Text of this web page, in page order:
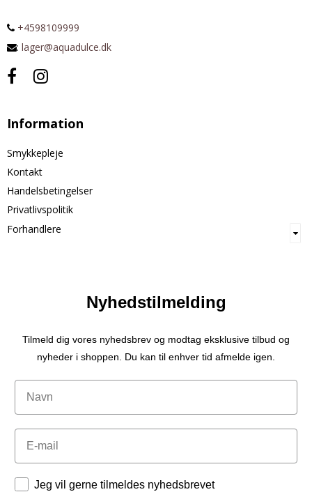
+4598109999
: lager@aquadulce.dk
Information
Smykkepleje
Kontakt
Handelsbetingelser
Privatlivspolitik
Forhandlere
Nyhedstilmelding
Tilmeld dig vores nyhedsbrev og modtag eksklusive tilbud og
nyheder i shoppen. Du kan til enhver tid afmelde igen.
Navn
Email
Tilladelser
Jeg vil gerne tilmeldes nyhedsbrevet